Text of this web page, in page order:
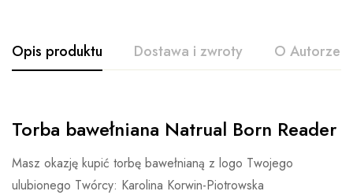
Opis produktu Dostawa i zwroty O Autorze
Torba bawełniana Natrual Born Reader
Masz okazję kupić torbę bawełnianą z logo Twojego
ulubionego Twórcy: Karolina Korwin-Piotrowska